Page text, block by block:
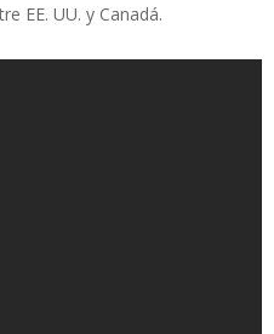
EE. UU. y Canadá.